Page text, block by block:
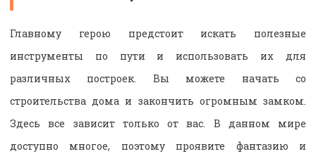
Главному герою предстоит искать полезные
инструменты по пути и использовать их для
различных построек. Вы можете начать со
строительства дома и закончить огромным замком.
Здесь все зависит только от вас. В данном мире
доступно многое, поэтому проявите фантазию и